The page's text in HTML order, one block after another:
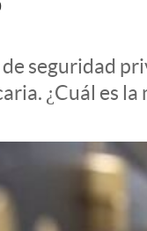
seguridad
¿Cuál es